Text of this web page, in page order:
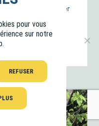
devenu un but : aller
pour vous
sur notre
REFUSER